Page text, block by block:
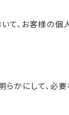
て、お客様の
にして、必要